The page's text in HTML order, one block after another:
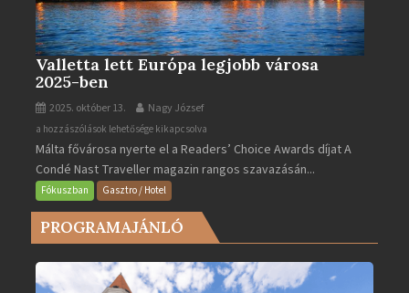
Valletta lett Európa legjobb városa
2025-ben
2025. október 13. Nagy József
Valletta
lett
Európa
legjobb
városa
2025-
bejegyzéshez
a hozzászólások lehetősége kikapcsolva
Málta fővárosa nyerte el a Readers’ Choice Awards díjat A
Condé Nast Traveller magazin rangos szavazásán...
Fókuszban Gasztro / Hotel
PROGRAMAJÁNLÓ